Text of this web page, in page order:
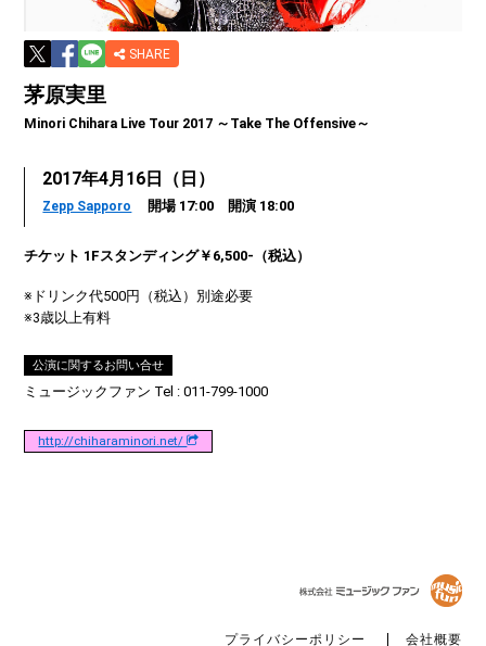
SHARE
茅原実里
Minori Chihara Live Tour 2017 ～Take The Offensive～
2017年4月16日（日）
Zepp Sapporo 開場 17:00 開演 18:00
チケット 1Fスタンディング￥6,500-（税込）
※ドリンク代500円（税込）別途必要
※3歳以上有料
公演に関するお問い合せ
ミュージックファン Tel : 011-799-1000
http://chiharaminori.net/
プライバシーポリシー 会社概要